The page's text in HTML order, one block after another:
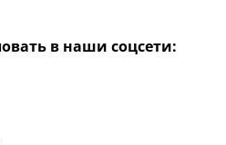
в наши соцсети: